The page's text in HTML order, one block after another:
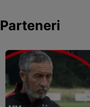
Parteneri